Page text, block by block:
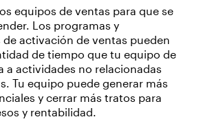
equipos de ventas para que se
Los programas y
de activación de ventas pueden
de tiempo que tu equipo de
a actividades no relacionadas
Tu equipo puede generar más
y cerrar más tratos para
y rentabilidad.